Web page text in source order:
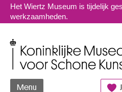
Het Wiertz Museum is tijdelijk
werkzaamheden.
Menu